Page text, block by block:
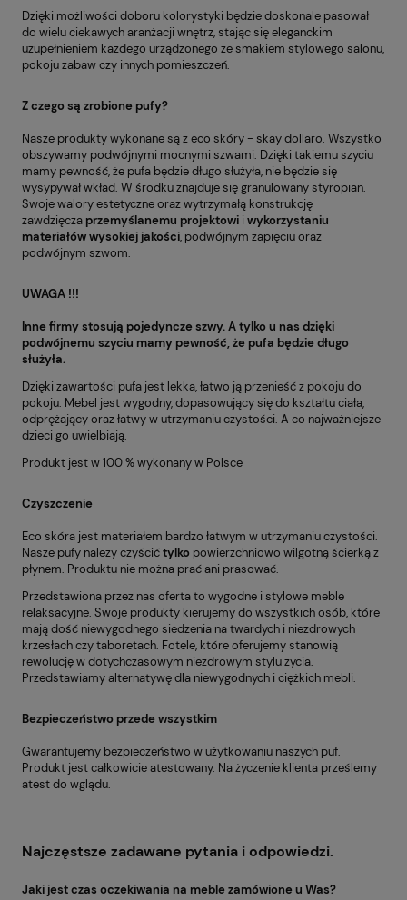
Dzięki możliwości doboru kolorystyki będzie doskonale pasował
do wielu ciekawych aranżacji wnętrz, stając się eleganckim
uzupełnieniem każdego urządzonego ze smakiem stylowego salonu,
pokoju zabaw czy innych pomieszczeń.
Z czego są zrobione pufy?
Nasze produkty wykonane są z eco skóry - skay dollaro. Wszystko
obszywamy podwójnymi mocnymi szwami. Dzięki takiemu szyciu
mamy pewność, że pufa będzie długo służyła, nie będzie się
wysypywał wkład. W środku znajduje się granulowany styropian.
Swoje walory estetyczne oraz wytrzymałą konstrukcję
zawdzięcza przemyślanemu projektowi i wykorzystaniu
materiałów wysokiej jakości, podwójnym zapięciu oraz
podwójnym szwom.
UWAGA !!!
Inne firmy stosują pojedyncze szwy. A tylko u nas dzięki
podwójnemu szyciu mamy pewność, że pufa będzie długo
służyła.
Dzięki zawartości pufa jest lekka, łatwo ją przenieść z pokoju do
pokoju. Mebel jest wygodny, dopasowujący się do kształtu ciała,
odprężający oraz łatwy w utrzymaniu czystości. A co najważniejsze
dzieci go uwielbiają.
Produkt jest w 100 % wykonany w Polsce
Czyszczenie
Eco skóra jest materiałem bardzo łatwym w utrzymaniu czystości.
Nasze pufy należy czyścićtylko powierzchniowo wilgotną ścierką z
płynem. Produktu nie można prać ani prasować.
Przedstawiona przez nas oferta to wygodne i stylowe meble
relaksacyjne. Swoje produkty kierujemy do wszystkich osób, które
mają dość niewygodnego siedzenia na twardych i niezdrowych
krzesłach czy taboretach. Fotele, które oferujemy stanowią
rewolucję w dotychczasowym niezdrowym stylu życia.
Przedstawiamy alternatywę dla niewygodnych i ciężkich mebli.
Bezpieczeństwo przede wszystkim
Gwarantujemy bezpieczeństwo w użytkowaniu naszych puf.
Produkt jest całkowicie atestowany. Na życzenie klienta prześlemy
atest do wglądu.
Najczęstsze zadawane pytania i odpowiedzi.
Jaki jest czas oczekiwania na meble zamówione u Was?